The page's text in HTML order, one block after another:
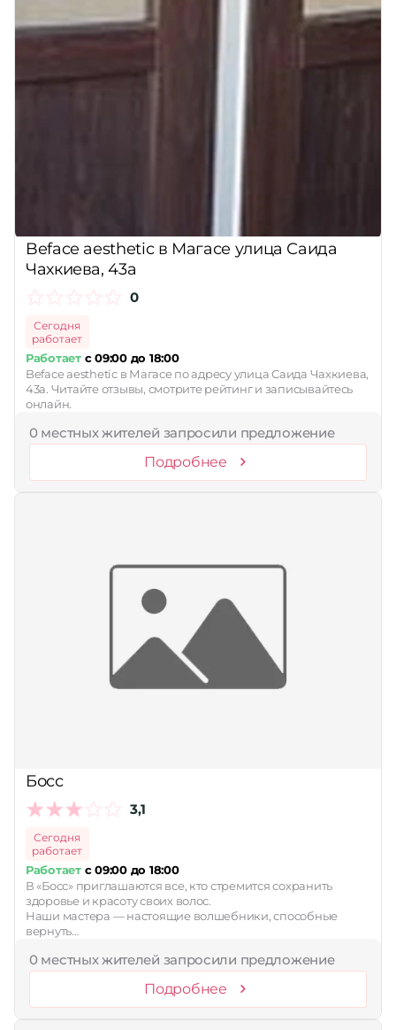
Beface aesthetic в Магасе улица Саида
Чахкиева, 43а
0
Сегодня
работает
Работаетс 09:00 до 18:00
Beface aesthetic в Магасе по адресу улица Саида Чахкиева,
43а. Читайте отзывы, смотрите рейтинг и записывайтесь
онлайн.
0 местных жителей запросили предложение
Подробнее
Босс
3,1
Сегодня
работает
Работаетс 09:00 до 18:00
В «Босс» приглашаются все, кто стремится сохранить
здоровье и красоту своих волос.
Наши мастера — настоящие волшебники, способные
вернуть…
0 местных жителей запросили предложение
Подробнее